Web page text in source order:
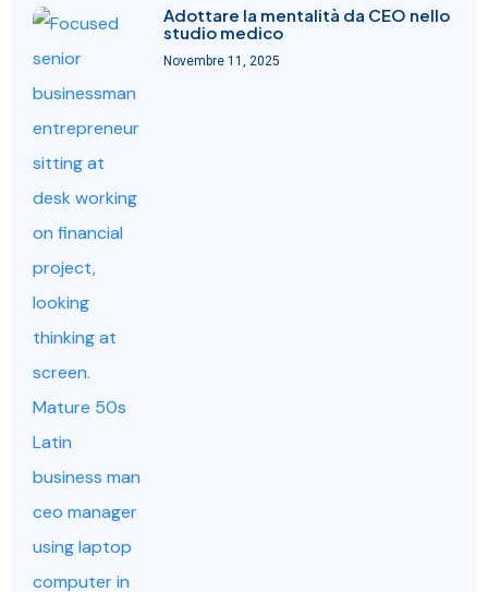
Adottare la mentalità da CEO nello
studio medico
Novembre 11, 2025